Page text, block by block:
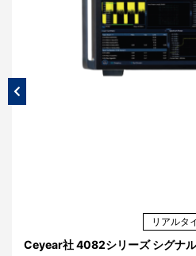
リアルタ
Ceyear社 4082シリーズ シグナ